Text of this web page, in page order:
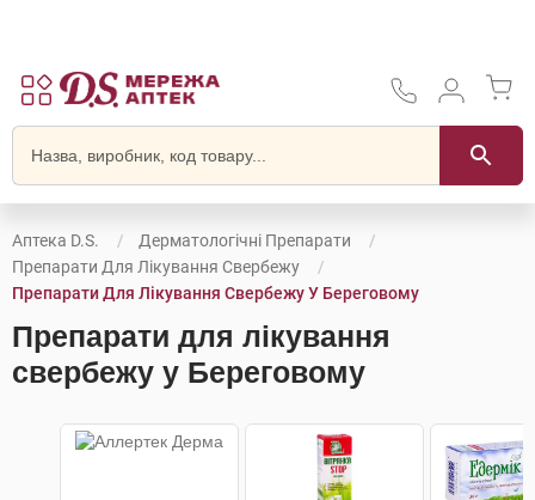
Аптека D.S.
Дерматологічні Препарати
Препарати Для Лікування Свербежу
Препарати Для Лікування Свербежу У Береговому
Препарати для лікування
свербежу у Береговому